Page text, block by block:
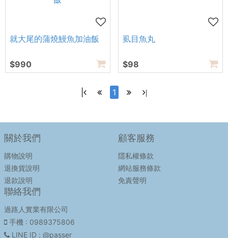
就大尾的蒲燒鰻魚加油飯
$990
虱目魚丸
$98
1 |
關於我們
購物說明
退換貨說明
退款說明
顧客服務
隱私權條款
網站服務條款
免責聲明
聯絡我們
過路人實業有限公司
手機 : 0989375806
LINE ID : @passer